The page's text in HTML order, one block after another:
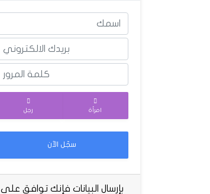
امرأة رجل
سجّل الآن
بإرسال البيانات فإنك توافق على